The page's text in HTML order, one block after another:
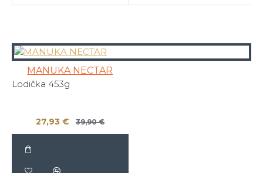
MANUKA NECTAR
Lodička 453g
27,93 € 39,90 €